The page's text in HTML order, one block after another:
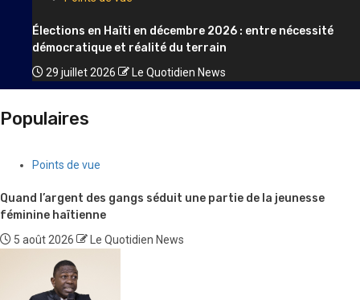
Élections en Haïti en décembre 2026 : entre nécessité
démocratique et réalité du terrain
29 juillet 2026 Le Quotidien News
Populaires
Points de vue
Quand l’argent des gangs séduit une partie de la jeunesse
féminine haïtienne
5 août 2026 Le Quotidien News